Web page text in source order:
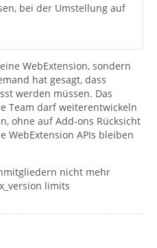
bei der Umstellung auf
WebExtension, sondern
hat gesagt, dass
werden müssen. Das
Team darf weiterentwickeln
ohne auf Add-ons Rücksicht
WebExtension APIs bleiben
nicht mehr
limits